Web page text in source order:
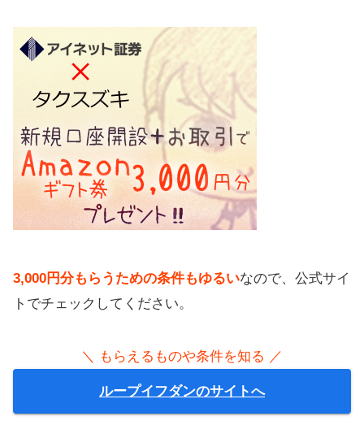
3,000円分もらうための条件もゆるいなので、公式サイ
トでチェックしてください。
＼ もらえるものや条件を知る ／
ループイフダンのサイトへ